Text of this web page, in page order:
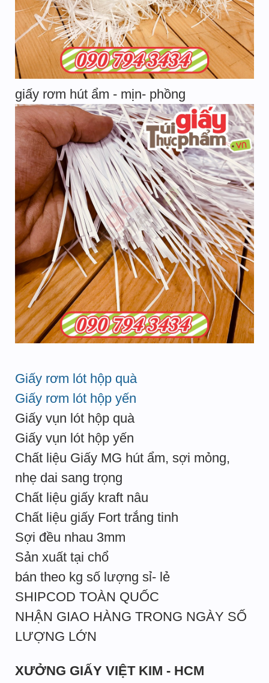
giấy rơm hút ẩm - mịn- phồng
Giấy rơm lót hộp quà
Giấy rơm lót hộp yến
Giấy vụn lót hộp quà
Giấy vụn lót hộp yến
Chất liệu Giấy MG hút ẩm, sợi mỏng,
nhẹ dai sang trọng
Chất liệu giấy kraft nâu
Chất liệu giấy Fort trắng tinh
Sợi đều nhau 3mm
Sản xuất tại chổ
bán theo kg số lượng sỉ- lẻ
SHIPCOD TOÀN QUỐC
NHẬN GIAO HÀNG TRONG NGÀY SỐ
LƯỢNG LỚN
XƯỞNG GIẤY VIỆT KIM - HCM